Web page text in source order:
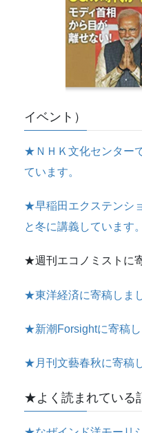
イベント）
★ＮＨＫ文化センター
ています。
★早稲田エクステンシ
と冬に講義しています。
★週刊エコノミストに
★東洋経済に寄稿しま
★新潮Forsightに寄稿し
★月刊文藝春秋に寄稿
★よく読まれている